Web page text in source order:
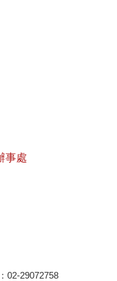
事處
02-29072758